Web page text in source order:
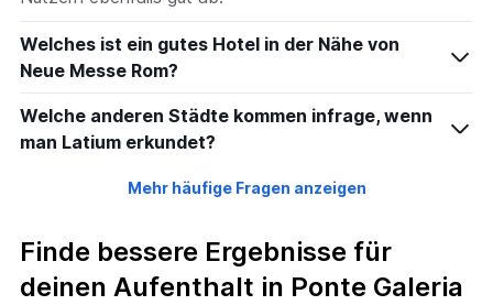
Welches ist ein gutes Hotel in der Nähe von
Neue Messe Rom?
Welche anderen Städte kommen infrage, wenn
man Latium erkundet?
Mehr häufige Fragen anzeigen
Finde bessere Ergebnisse für
deinen Aufenthalt in Ponte Galeria